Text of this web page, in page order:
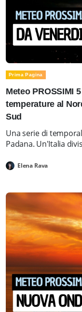
Prima Pagina
Meteo PROSSIMI
temperature al
Sud
Una serie di
Padana. Un'Italia
Elena Rava